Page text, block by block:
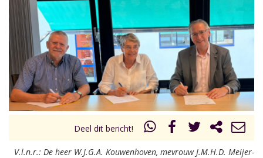
De middag van Sleutelstad
12.00 - 18.00 uur
Vorig uur
uur 1 van 0 Volgend uur
Inklappen
Deel dit bericht!
V.l.n.r.: De heer W.J.G.A. Kouwenhoven, mevrouw J.M.H.D. Meijer-